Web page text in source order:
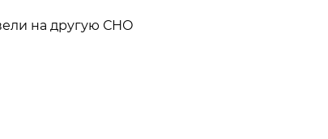
на другую СНО